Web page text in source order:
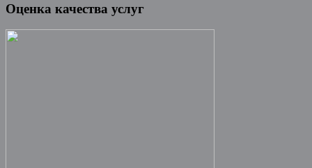
Оценка качества услуг